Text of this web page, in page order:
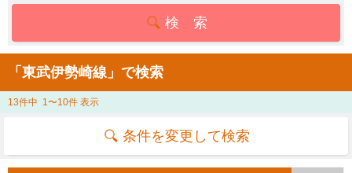
検 索
「東武伊勢崎線」で検索
13件中 1〜10件 表示
条件を変更して検索